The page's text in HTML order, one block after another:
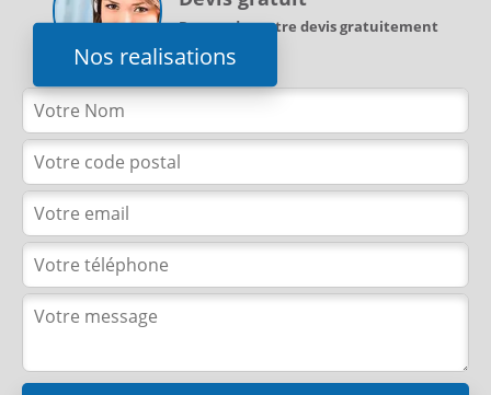
Nos realisations
Demandez votre devis gratuitement